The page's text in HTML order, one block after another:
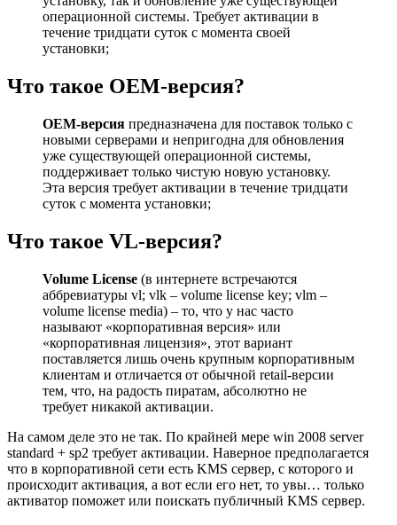
операционной системы. Требует активации в
течение тридцати суток с момента своей
установки;
Что такое OEM-версия?
OEM-версия предназначена для поставок только с
новыми серверами и непригодна для обновления
уже существующей операционной системы,
поддерживает только чистую новую установку.
Эта версия требует активации в течение тридцати
суток с момента установки;
Что такое VL-версия?
Volume License (в интернете встречаются
аббревиатуры vl; vlk – volume license key; vlm –
volume license media) – то, что у нас часто
называют «корпоративная версия» или
«корпоративная лицензия», этот вариант
поставляется лишь очень крупным корпоративным
клиентам и отличается от обычной retail-версии
тем, что, на радость пиратам, абсолютно не
требует никакой активации.
На самом деле это не так. По крайней мере win 2008 server
standard + sp2 требует активации. Наверное предполагается
что в корпоративной сети есть KMS сервер, с которого и
происходит активация, а вот если его нет, то увы… только
активатор поможет или поискать публичный KMS сервер.